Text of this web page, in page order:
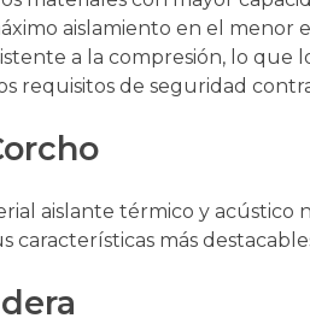
aislamiento en el menor
a la compresión, lo
requisitos de seguridad
aislante térmico y acústico
características más